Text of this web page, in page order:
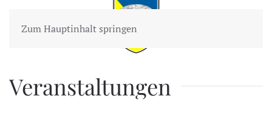
Zum Hauptinhalt springen
Veranstaltungen